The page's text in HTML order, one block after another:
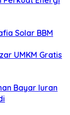
Solar BBM
UMKM Gratis
Bayar Iuran